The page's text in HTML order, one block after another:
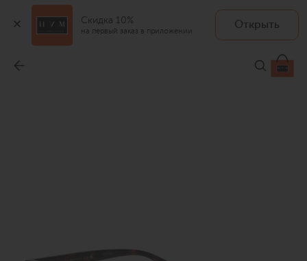
Скидка 10%
на первый заказ в приложении
Открыть